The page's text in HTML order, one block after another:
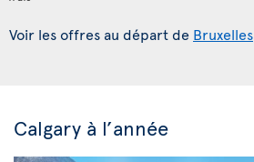
Voir les offres au départ de Bruxelles
Calgary à l’année